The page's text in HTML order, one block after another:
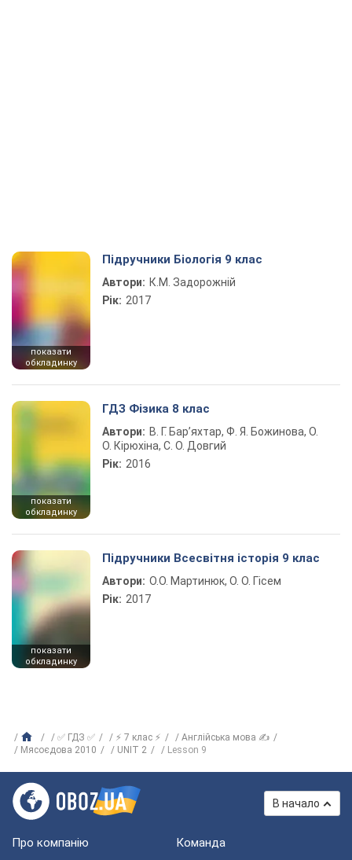
показати
обкладинку
Підручники Біологія 9 клас
Автори: К.М. Задорожній
Рік: 2017
показати
обкладинку
ГДЗ Фізика 8 клас
Автори: В. Г. Бар’яхтар, Ф. Я. Божинова, О.
О. Кірюхіна, С. О. Довгий
Рік: 2016
показати
обкладинку
Підручники Всесвітня історія 9 клас
Автори: О.О. Мартинюк, О. О. Гісем
Рік: 2017
✅ ГДЗ ✅ ⚡ 7 клас ⚡
Англійська мова ✍
Мясоєдова 2010
UNIT 2 Lesson 9
В начало
Про компанію Команда